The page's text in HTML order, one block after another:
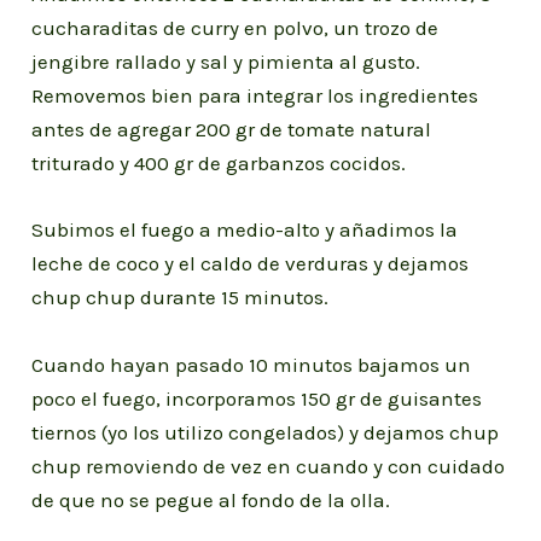
cucharaditas de curry en polvo, un trozo de
jengibre rallado y sal y pimienta al gusto.
Removemos bien para integrar los ingredientes
antes de agregar 200 gr de tomate natural
triturado y 400 gr de garbanzos cocidos.
Subimos el fuego a medio-alto y añadimos la
leche de coco y el caldo de verduras y dejamos
chup chup durante 15 minutos.
Cuando hayan pasado 10 minutos bajamos un
poco el fuego, incorporamos 150 gr de guisantes
tiernos (yo los utilizo congelados) y dejamos chup
chup removiendo de vez en cuando y con cuidado
de que no se pegue al fondo de la olla.